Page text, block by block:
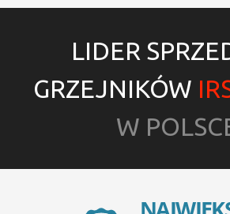
LIDER
GRZEJNIKÓW
W